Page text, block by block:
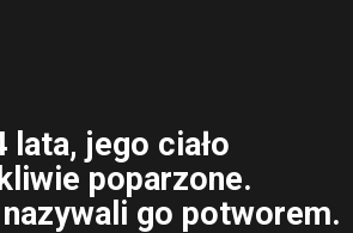
lata, jego ciało
poparzone.
go potworem.